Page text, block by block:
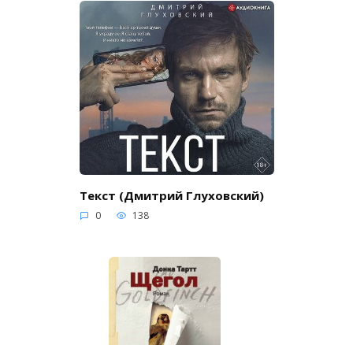
Текст (Дмитрий Глуховский)
0 138